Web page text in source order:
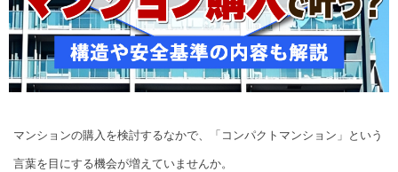
マンションの購入を検討するなかで、「コンパクトマンション」という
言葉を目にする機会が増えていませんか。